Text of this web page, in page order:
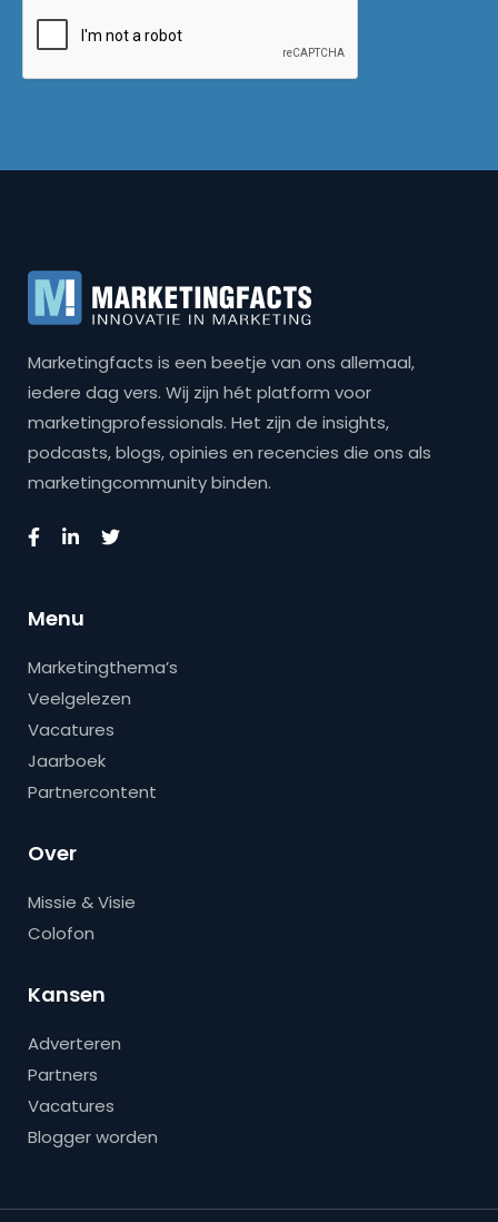
Marketingfacts is een beetje van ons allemaal,
iedere dag vers. Wij zijn hét platform voor
marketingprofessionals. Het zijn de insights,
podcasts, blogs, opinies en recencies die ons als
marketingcommunity binden.
Menu
Marketingthema’s
Veelgelezen
Vacatures
Jaarboek
Partnercontent
Over
Missie & Visie
Colofon
Kansen
Adverteren
Partners
Vacatures
Blogger worden